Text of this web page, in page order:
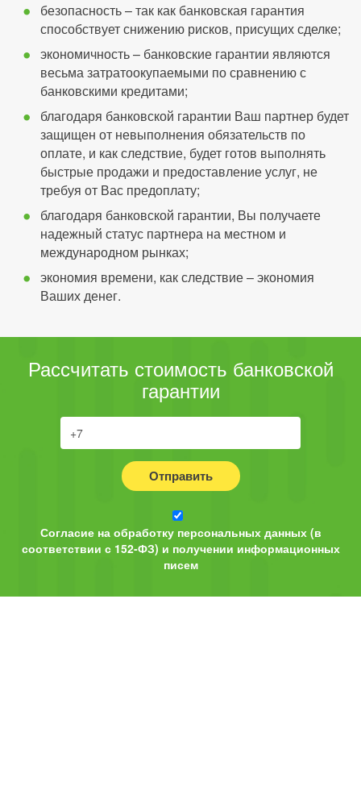
безопасность – так как банковская гарантия
способствует снижению рисков, присущих сделке;
экономичность – банковские гарантии являются
весьма затратоокупаемыми по сравнению с
банковскими кредитами;
благодаря банковской гарантии Ваш партнер будет
защищен от невыполнения обязательств по
оплате, и как следствие, будет готов выполнять
быстрые продажи и предоставление услуг, не
требуя от Вас предоплату;
благодаря банковской гарантии, Вы получаете
надежный статус партнера на местном и
международном рынках;
экономия времени, как следствие – экономия
Ваших денег.
Рассчитать стоимость банковской
гарантии
Отправить
Согласие на обработку персональных данных (в
соответствии с 152-ФЗ) и получении информационных
писем